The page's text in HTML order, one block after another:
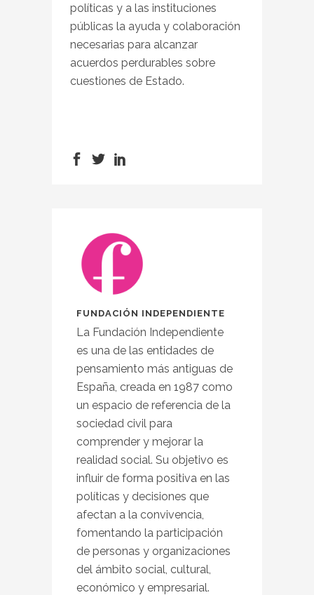
políticas y a las instituciones
públicas la ayuda y colaboración
necesarias para alcanzar
acuerdos perdurables sobre
cuestiones de Estado.
FUNDACIÓN INDEPENDIENTE
La Fundación Independiente
es una de las entidades de
pensamiento más antiguas de
España, creada en 1987 como
un espacio de referencia de la
sociedad civil para
comprender y mejorar la
realidad social. Su objetivo es
influir de forma positiva en las
políticas y decisiones que
afectan a la convivencia,
fomentando la participación
de personas y organizaciones
del ámbito social, cultural,
económico y empresarial.